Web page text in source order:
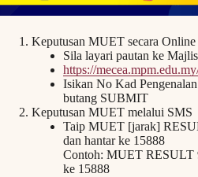
Keputusan MUET secara Online
Sila layari pautan ke
https://
Isikan No Kad
butang SUBMIT
Keputusan MUET melalui SMS
Taip MUET [jarak]
dan hantar ke 15888
Contoh: MUET RESULT
ke 15888